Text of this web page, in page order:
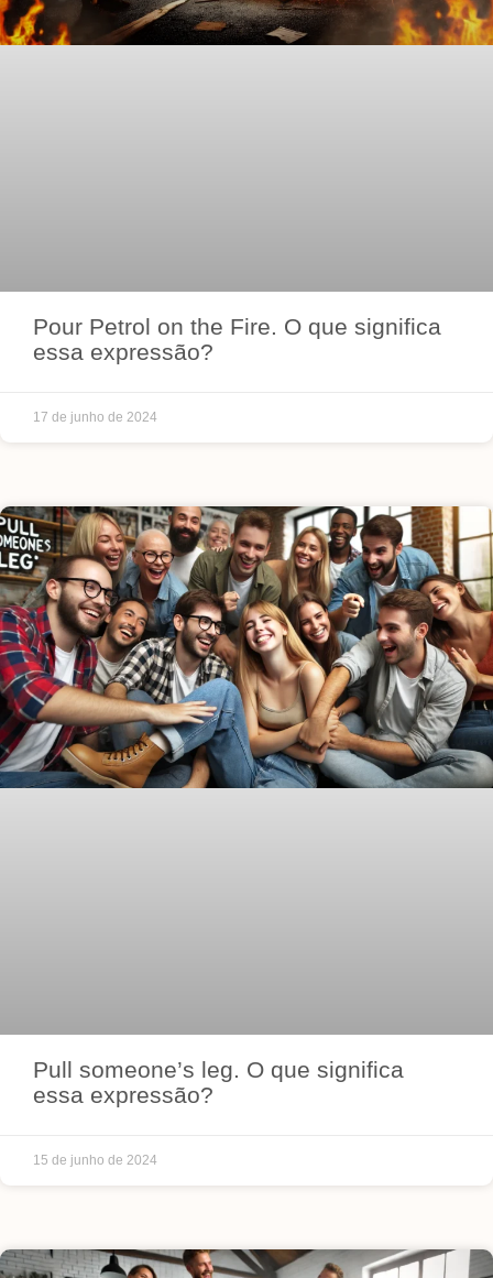
Pour Petrol on the Fire. O que significa
essa expressão?
17 de junho de 2024
Pull someone’s leg. O que significa
essa expressão?
15 de junho de 2024